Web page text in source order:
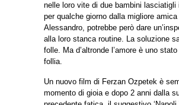
nelle loro vite di due bambini lasciatigli
per qualche giorno dalla migliore amica
Alessandro, potrebbe però dare
alla loro stanca routine. La soluzione
folle. Ma d’altronde l’amore è uno
follia.
Un nuovo film di Ferzan Ozpetek è
momento di gioia e dopo 2 anni dalla